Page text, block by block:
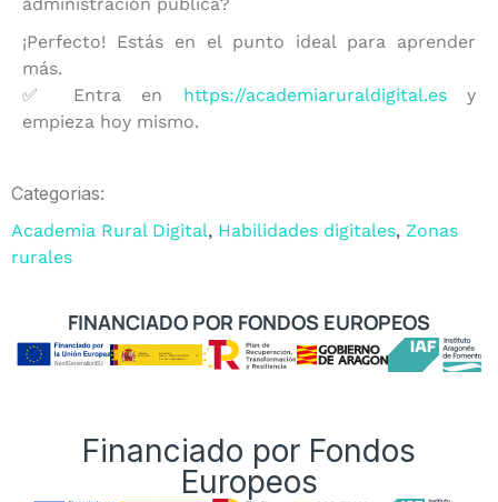
¡Perfecto! Estás en el punto ideal para aprender
más.
✅ Entra en https://academiaruraldigital.esy
empieza hoy mismo.
Categorias:
Academia Rural Digital, Habilidades digitales, Zonas
rurales
FINANCIADO POR FONDOS EUROPEOS
Financiado por Fondos
Europeos